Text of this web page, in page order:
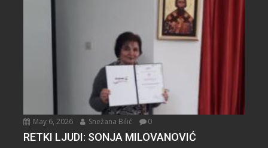
May 6, 2026 Snežana Bilić 0
RETKI LJUDI: SONJA MILOVANOVIĆ